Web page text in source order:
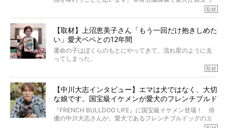
た。そのブヒ愛っぷりは、思ってた以上！ ガチ中のガチ
たひとり。だからこそ、どれほど厄介で困難な病気かを理
ところが、フレンチブルドッグの桃太郎は9歳で脳腫瘍を発
症し、なんと4年7ヶ月間も生き抜いたのです。旅立ったと
きの年齢は13歳と11ヶ月、レジェンド級のレジェンドでし
た。さらには、治療後3年間は一度も発作が起きなかったと
いいます。
この事実はフレンチブルドッグだけでなく、脳腫瘍と闘う
太郎のオーナーである佐藤さんご夫婦に、治療の選択やケ
アについて詳しくお話しをうかがいました。
取材
【取材】上沼恵美子さん「もう一回だけ抱きしめた
い」愛犬ベベとの12年間
運命の子はぼくらのもとにやってきて、流れ星のように去
ってしまった。
り添いたいと思う。
その悲しみをいますぐ解消することはできないが、話をき
いて、泣いたり笑ったりするのもいいだろう。
こんな子だった、こんなにいい子だった、ほんとうに愛し
ていたと。
取材
【中川大志インタビュー】エマは犬ではなく、大切
な娘です。国宝級イケメンが愛犬のフレンチブルド
ッグと一緒に登場
『FRENCH BULLDOG LIFE』に国宝級イケメン登場！ 俳
優の中川大志さんが、愛犬であるフレンチブルドッグのエ
マちゃん（2歳の女の子）にメロメロとの情報を聞きつけ、